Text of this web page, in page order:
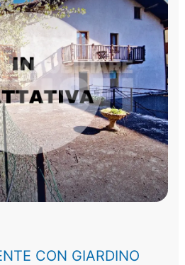
CON GIARDINO